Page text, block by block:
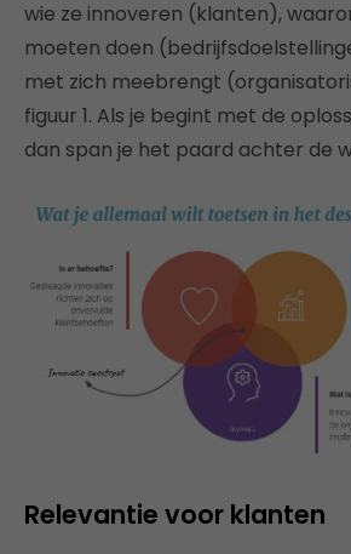
wie ze innoveren (klanten),
moeten doen
met zich meebrengt
figuur 1. Als je begint met de
dan span je het paard achter de
Relevantie voor klanten